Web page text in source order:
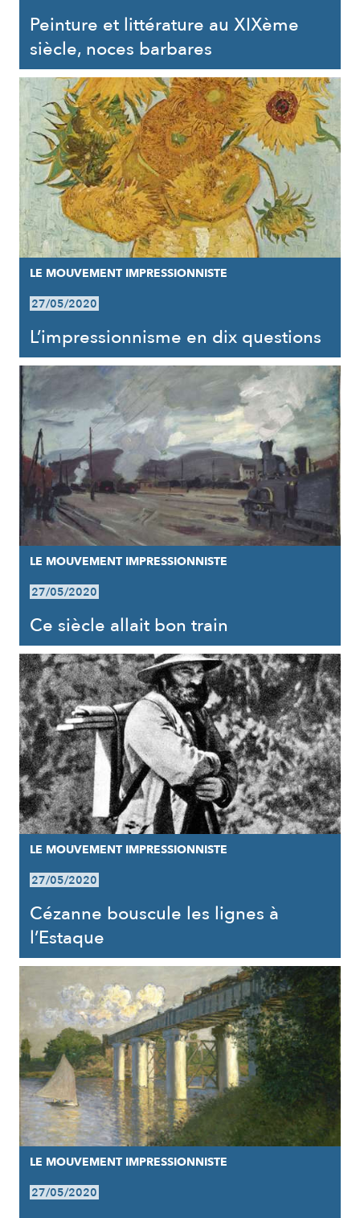
Peinture et littérature au XIXème
siècle, noces barbares
LE MOUVEMENT IMPRESSIONNISTE
27/05/2020
L’impressionnisme en dix questions
LE MOUVEMENT IMPRESSIONNISTE
27/05/2020
Ce siècle allait bon train
LE MOUVEMENT IMPRESSIONNISTE
27/05/2020
Cézanne bouscule les lignes à
l’Estaque
LE MOUVEMENT IMPRESSIONNISTE
27/05/2020